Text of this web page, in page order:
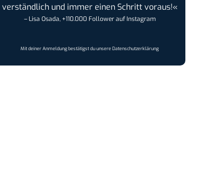
verständlich und immer einen Schritt voraus!«
– Lisa Osada, +110.000 Follower auf Instagram
Mit deiner Anmeldung bestätigst du unsereDatenschutzerklärung